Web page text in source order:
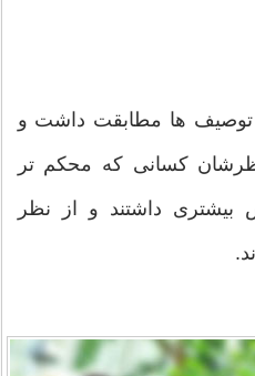
توصیف ها مطابقت داشت و
کسانی که محکم تر
بیشتری داشتند و از نظر